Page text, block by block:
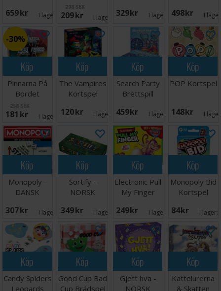
659 SEK I lager: 1
298 SEK
209 SEK I lager: 5329 SEK I lager: 1498 SEK I
Köp
30%
Pinnarna På
Bordet
Brädspel
258 SEK
181 SEK I lager:
Köp
The Vampires
Kortspel
120 SEK I lager: 2
Köp
Search Party
Brettspill
459 SEK I lager:
Köp
POP Kortspel
148 SEK I
Köp
Monopoly -
DANSK
307 SEK I lager: 2
Köp
Sortify -
NORSK
349 SEK I lager: 3
Köp
Electronic Pull
My Finger
249 SEK I lager: 1
Köp
Monopoly Bid
Kortspel
84 SEK I lager:
Köp
Candy Spiders
Leopards
Köp
Good Cup Bad
Cup Brädspel
Köp
Gjett hva -
NORSK
Köp
Kattelurerna
& Skatten